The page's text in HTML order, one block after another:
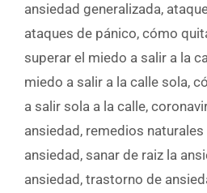
ansiedad generalizada,
ataques de pánico, cómo
superar el miedo a salir a la
miedo a salir a la calle sola,
a salir sola a la calle,
ansiedad , remedios
ansiedad , sanar de raiz la
ansiedad , trastorno de